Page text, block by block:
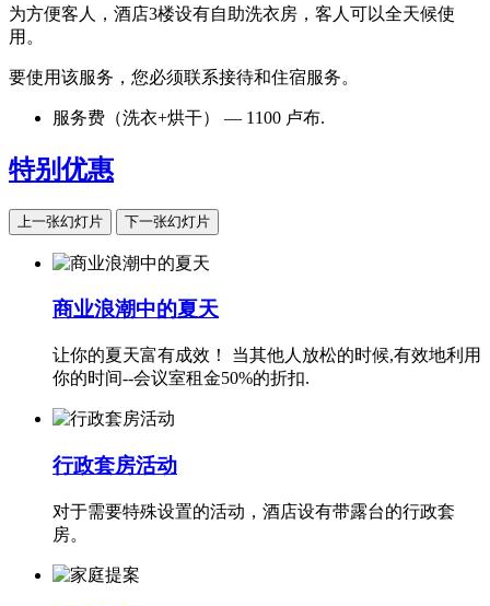
为方便客人，酒店3楼设有自助洗衣房，客人可以全天候使
用。
要使用该服务，您必须联系接待和住宿服务。
服务费（洗衣+烘干） — 1100 卢布.
特别优惠
上一张幻灯片 下一张幻灯片
商业浪潮中的夏天
让你的夏天富有成效！ 当其他人放松的时候,有效地利用
你的时间--会议室租金50%的折扣.
行政套房活动
对于需要特殊设置的活动，酒店设有带露台的行政套
房。